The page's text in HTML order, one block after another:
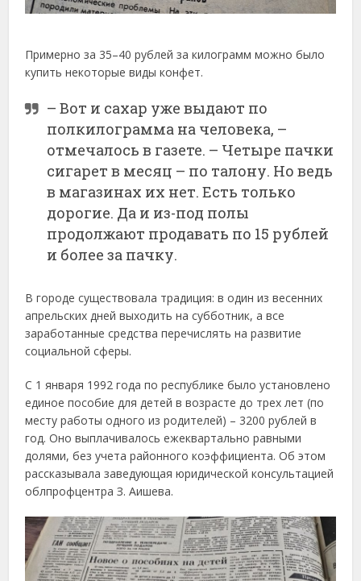
Примерно за 35–40 рублей за килограмм можно было
купить некоторые виды конфет.
– Вот и сахар уже выдают по
полкилограмма на человека, –
отмечалось в газете. – Четыре пачки
сигарет в месяц – по талону. Но ведь
в магазинах их нет. Есть только
дорогие. Да и из-под полы
продолжают продавать по 15 рублей
и более за пачку.
В городе существовала традиция: в один из весенних
апрельских дней выходить на субботник, а все
заработанные средства перечислять на развитие
социальной сферы.
С 1 января 1992 года по республике было установлено
единое пособие для детей в возрасте до трех лет (по
месту работы одного из родителей) – 3200 рублей в
год. Оно выплачивалось ежеквартально равными
долями, без учета районного коэффициента. Об этом
рассказывала заведующая юридической консультацией
облпрофцентра З. Аишева.